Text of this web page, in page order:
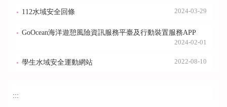
112水域安全回條 2024-03-29
GoOcean海洋遊憩風險資訊服務平臺及行動裝置服務APP
2024-02-01
學生水域安全運動網站 2022-08-10
:::